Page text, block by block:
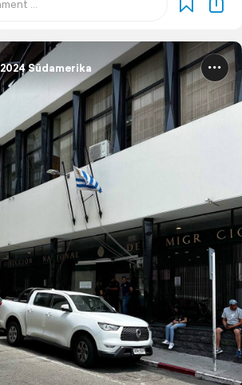
2024 Südamerika